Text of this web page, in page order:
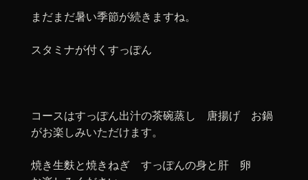
まだまだ暑い季節が続きますね。
スタミナが付くすっぽん
コースはすっぽん出汁の茶碗蒸し 唐揚げ お鍋
がお楽しみいただけます。
焼き生麩と焼きねぎ すっぽんの身と肝 卵